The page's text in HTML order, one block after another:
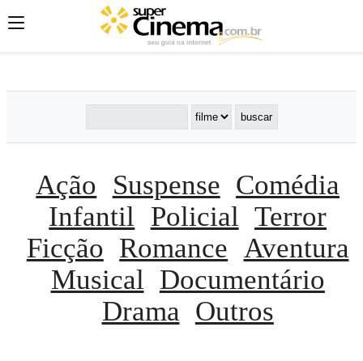
';';
Ação Suspense Comédia
Infantil
Policial Terror
Ficção Romance Aventura
Musical
Documentário
Drama Outros